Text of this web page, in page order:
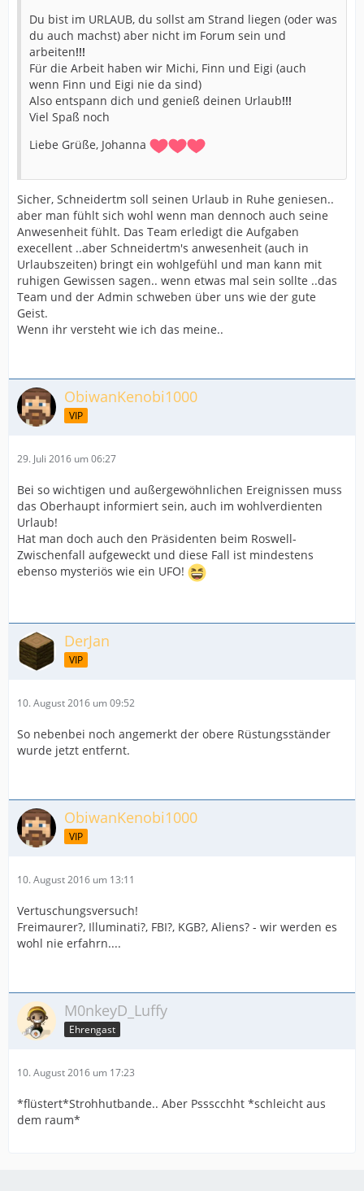
Du bist im URLAUB, du sollst am Strand liegen (oder was
du auch machst) aber nicht im Forum sein und
arbeiten!!!
Für die Arbeit haben wir Michi, Finn und Eigi (auch
wenn Finn und Eigi nie da sind)
Also entspann dich und genieß deinen Urlaub!!!
Viel Spaß noch
Liebe Grüße, Johanna
Sicher, Schneidertm soll seinen Urlaub in Ruhe geniesen..
aber man fühlt sich wohl wenn man dennoch auch seine
Anwesenheit fühlt. Das Team erledigt die Aufgaben
execellent ..aber Schneidertm's anwesenheit (auch in
Urlaubszeiten) bringt ein wohlgefühl und man kann mit
ruhigen Gewissen sagen.. wenn etwas mal sein sollte ..das
Team und der Admin schweben über uns wie der gute
Geist.
Wenn ihr versteht wie ich das meine..
ObiwanKenobi1000
VIP
29. Juli 2016 um 06:27
Bei so wichtigen und außergewöhnlichen Ereignissen muss
das Oberhaupt informiert sein, auch im wohlverdienten
Urlaub!
Hat man doch auch den Präsidenten beim Roswell-
Zwischenfall aufgeweckt und diese Fall ist mindestens
ebenso mysteriös wie ein UFO!
DerJan
VIP
10. August 2016 um 09:52
So nebenbei noch angemerkt der obere Rüstungsständer
wurde jetzt entfernt.
ObiwanKenobi1000
VIP
10. August 2016 um 13:11
Vertuschungsversuch!
Freimaurer?, Illuminati?, FBI?, KGB?, Aliens? - wir werden es
wohl nie erfahrn....
M0nkeyD_Luffy
Ehrengast
10. August 2016 um 17:23
*flüstert*Strohhutbande.. Aber Pssscchht *schleicht aus
dem raum*